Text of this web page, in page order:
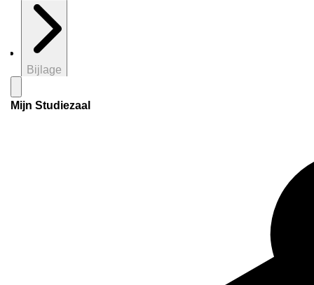
Bijlage
Mijn Studiezaal